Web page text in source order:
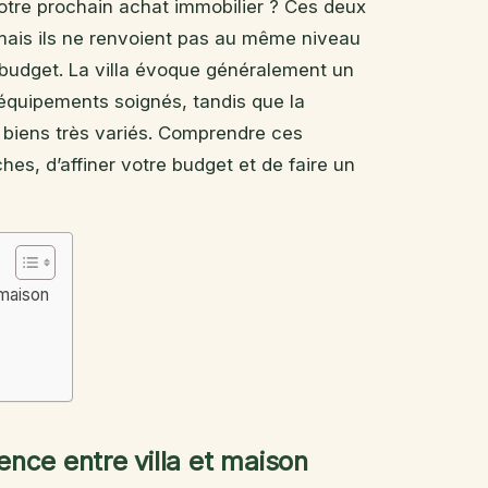
prochain achat immobilier ? Ces deux
ils ne renvoient pas au même niveau
La villa évoque généralement un
soignés, tandis que la
très variés. Comprendre ces
d’affiner votre budget et de faire un
entre villa et maison